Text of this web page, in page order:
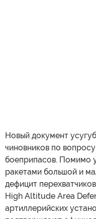
Новый документ
чиновников по
боеприпасов. Помимо
ракетами большой и
дефицит
High Altitude Area
артиллерийских